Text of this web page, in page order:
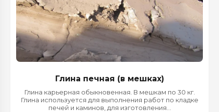
Глина печная (в мешках)
Глина карьерная обыкновенная. В мешкам по 30 кг.
Глина используется для выполнения работ по кладке
печей и каминов, для изготовления...